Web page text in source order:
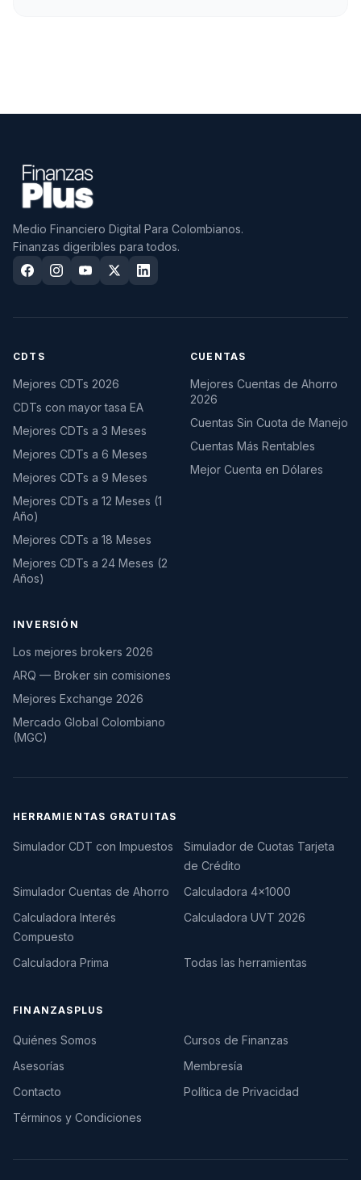
Medio Financiero Digital Para Colombianos.
Finanzas digeribles para todos.
CDTS
Mejores CDTs 2026
CDTs con mayor tasa EA
Mejores CDTs a 3 Meses
Mejores CDTs a 6 Meses
Mejores CDTs a 9 Meses
Mejores CDTs a 12 Meses (1
Año)
Mejores CDTs a 18 Meses
Mejores CDTs a 24 Meses (2
Años)
CUENTAS
Mejores Cuentas de Ahorro
2026
Cuentas Sin Cuota de Manejo
Cuentas Más Rentables
Mejor Cuenta en Dólares
INVERSIÓN
Los mejores brokers 2026
ARQ — Broker sin comisiones
Mejores Exchange 2026
Mercado Global Colombiano
(MGC)
HERRAMIENTAS GRATUITAS
Simulador CDT con Impuestos
Simulador de Cuotas Tarjeta
de Crédito
Simulador Cuentas de Ahorro
Calculadora 4×1000
Calculadora Interés
Compuesto
Calculadora UVT 2026
Calculadora Prima Todas las herramientas
FINANZASPLUS
Quiénes Somos
Cursos de Finanzas
Asesorías
Membresía
Contacto
Política de Privacidad
Términos y Condiciones